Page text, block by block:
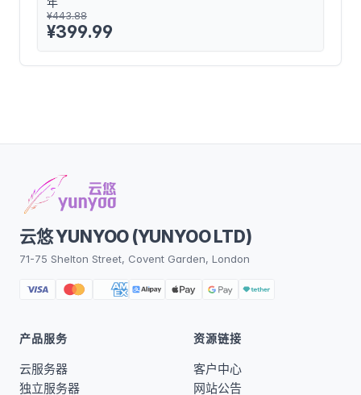
¥443.88
¥399.99
云悠 YUNYOO (YUNYOO LTD)
71-75 Shelton Street, Covent Garden, London
产品服务
云服务器
独立服务器
资源链接
客户中心
网站公告